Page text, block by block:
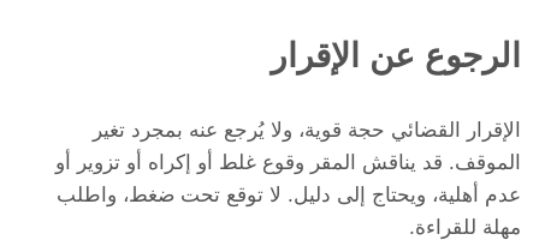
الرجوع عن الإقرار
الإقرار القضائي حجة قوية، ولا يُرجع عنه بمجرد تغير
الموقف. قد يناقش المقر وقوع غلط أو إكراه أو تزوير أو
عدم أهلية، ويحتاج إلى دليل. لا توقع تحت ضغط، واطلب
مهلة للقراءة.